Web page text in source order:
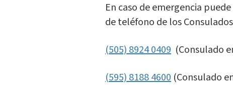
En caso de emergencia
de teléfono de los
(505) 8924 0409(Consulado
(595) 8188 4600(Consulado